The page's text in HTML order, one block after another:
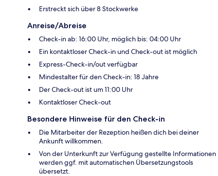
Erstreckt sich über 8 Stockwerke
Anreise/Abreise
Check-in ab: 16:00 Uhr, möglich bis: 04:00 Uhr
Ein kontaktloser Check-in und Check-out ist möglich
Express-Check-in/out verfügbar
Mindestalter für den Check-in: 18 Jahre
Der Check-out ist um 11:00 Uhr
Kontaktloser Check-out
Besondere Hinweise für den Check-in
Die Mitarbeiter der Rezeption heißen dich bei deiner
Ankunft willkommen.
Von der Unterkunft zur Verfügung gestellte Informationen
werden ggf. mit automatischen Übersetzungstools
übersetzt.